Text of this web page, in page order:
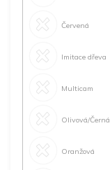
Červená
Imitace dřeva
Multicam
Olivová/Černá
Oranžová